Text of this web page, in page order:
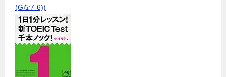
(Gな7-6))